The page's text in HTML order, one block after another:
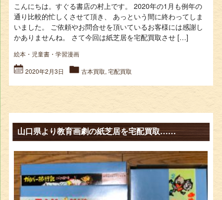
こんにちは。すぐる書店の村上です。 2020年の1月も例年の
通り比較的忙しくさせて頂き、 あっという間に終わってしま
いました。 ご依頼やお問合せを頂いているお客様には感謝し
かありませんね。 さて今回は紙芝居を宅配買取させ […]
絵本・児童書・学習漫画
2020年2月3日 古本買取 ,宅配買取
山口県より教育画劇の紙芝居を宅配買取……